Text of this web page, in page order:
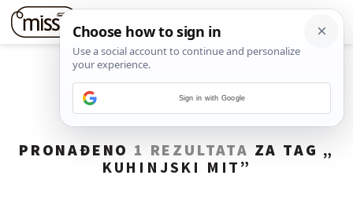
PRONAĐENO 1 REZULTATA ZA TAG „
KUHINJSKI MIT ”
Sign in with Google